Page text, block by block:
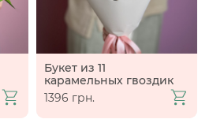
Букет из 11
карамельных гвоздик
1396 грн.